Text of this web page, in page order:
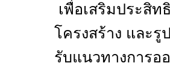
เพื่อเสริมประสิ
โครงสร้าง และ
รับแนวทางการอ